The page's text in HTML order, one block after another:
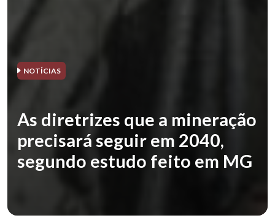
NOTÍCIAS
As diretrizes que a mineração
precisará seguir em 2040,
segundo estudo feito em MG